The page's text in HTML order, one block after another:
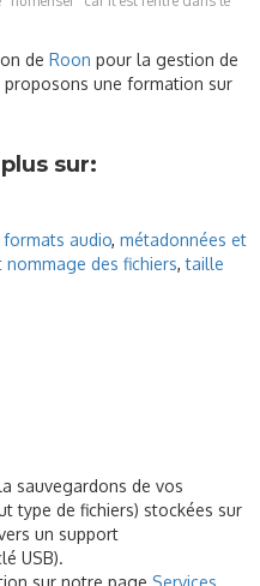
de Roon pour la gestion de
une formation sur
sur:
formats audio, métadonnées et
des fichiers,taille
sauvegardons de vos
type de fichiers) stockées sur
un support
USB).
sur notre page Services